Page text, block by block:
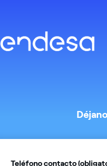
Teléfono contacto